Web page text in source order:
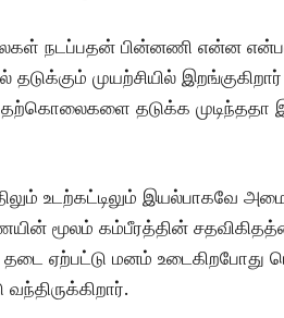
நடப்பதன் பின்னணி என்ன
முயற்சியில்
தடுக்க முடிந்ததா
உடற்கட்டிலும் இயல்பாகவே
மூலம் கம்பீரத்தின்
ஏற்பட்டு மனம் உடைகிறபோது